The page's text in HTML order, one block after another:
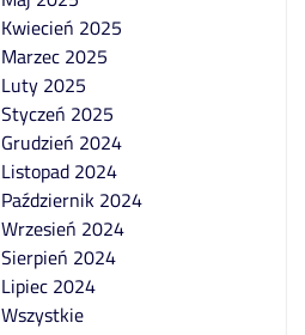
Kwiecień 2025
Marzec 2025
Luty 2025
Styczeń 2025
Grudzień 2024
Listopad 2024
Październik 2024
Wrzesień 2024
Sierpień 2024
Lipiec 2024
Wszystkie